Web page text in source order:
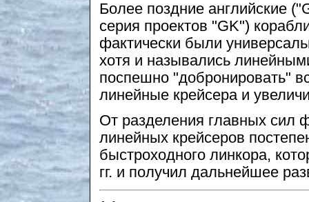
Более поздние английские
серия проектов "GK")
фактически были
хотя и назывались
поспешно "добронировать"
линейные крейсера и
От разделения главных сил
линейных крейсеров
быстроходного линкора,
гг. и получил дальнейшее